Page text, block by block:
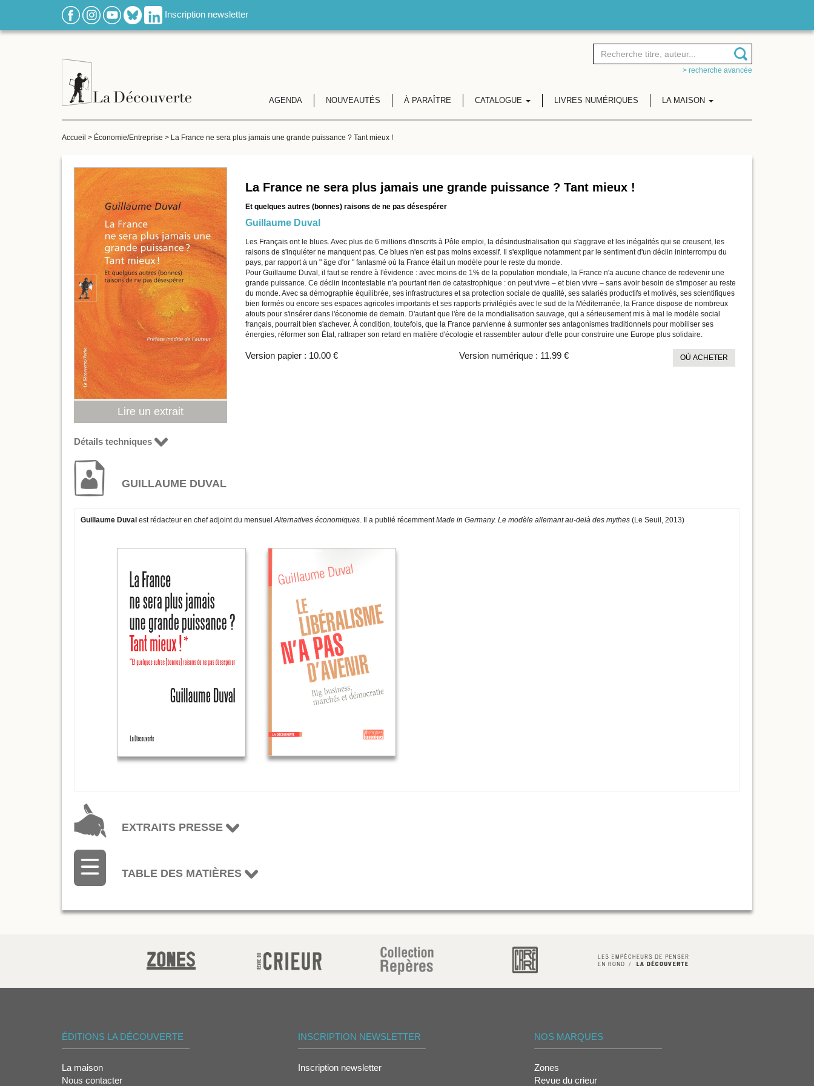
Inscription newsletter
> recherche avancée
AGENDA NOUVEAUTÉS À PARAÎTRE CATALOGUE LIVRES NUMÉRIQUES LA MAISON
Accueil > Économie/Entreprise > La France ne sera plus jamais une grande puissance ? Tant mieux !
Lire un extrait
La France ne sera plus jamais une grande puissance ? Tant mieux !
Et quelques autres (bonnes) raisons de ne pas désespérer
Guillaume Duval
Les Français ont le blues. Avec plus de 6 millions d'inscrits à Pôle emploi, la désindustrialisation qui s'aggrave et les inégalités qui se creusent, les
raisons de s'inquiéter ne manquent pas. Ce blues n'en est pas moins excessif. Il s'explique notamment par le sentiment d'un déclin ininterrompu du
pays, par rapport à un " âge d'or " fantasmé où la France était un modèle pour le reste du monde.
Pour Guillaume Duval, il faut se rendre à l'évidence : avec moins de 1% de la population mondiale, la France n'a aucune chance de redevenir une
grande puissance. Ce déclin incontestable n'a pourtant rien de catastrophique : on peut vivre – et bien vivre – sans avoir besoin de s'imposer au reste
du monde. Avec sa démographie équilibrée, ses infrastructures et sa protection sociale de qualité, ses salariés productifs et motivés, ses scientifiques
bien formés ou encore ses espaces agricoles importants et ses rapports privilégiés avec le sud de la Méditerranée, la France dispose de nombreux
atouts pour s'insérer dans l'économie de demain. D'autant que l'ère de la mondialisation sauvage, qui a sérieusement mis à mal le modèle social
français, pourrait bien s'achever. À condition, toutefois, que la France parvienne à surmonter ses antagonismes traditionnels pour mobiliser ses
énergies, réformer son État, rattraper son retard en matière d'écologie et rassembler autour d'elle pour construire une Europe plus solidaire.
Version papier : 10.00 € Version numérique : 11.99 € OÙ ACHETER
Détails techniques
GUILLAUME DUVAL
Guillaume Duval est rédacteur en chef adjoint du mensuel Alternatives économiques . Il a publié récemmentMade in Germany. Le modèle allemant au-delà des mythes (Le Seuil, 2013)
EXTRAITS PRESSE
TABLE DES MATIÈRES
ÉDITIONS LA DÉCOUVERTE
La maison
Nous contacter
INSCRIPTION NEWSLETTER
Inscription newsletter
NOS MARQUES
Zones
Revue du crieur